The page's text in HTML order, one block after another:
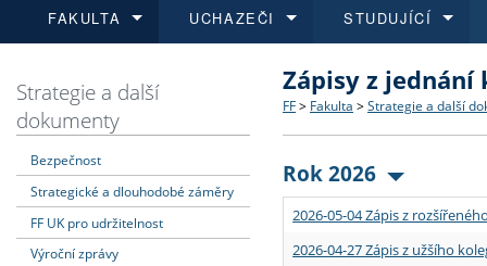
FAKULTA
Dozvědět se více
Struktura a historie
Strategie a další
Podpora a benefity pro
Absolventi fakulty
UCHAZEČI
Podat přihlášku
Co studovat a jak se
Učitelské studijní
Informace k průběhu
STUDUJÍCÍ
Dozvědět se více
Bakalářské a magisterské
Doktorské studium
Rigorózní řízení
Dozvědět se více
O vědě a výzkumu na FF
Akademické kvalifikace
Granty a projekty
Dozvědět se více
Aktuální nabídky a
Vyjíždějící studenti
Přijíždějící studenti
Vyjíždějící zaměstnanci
Strategie a další
dokumenty
Bezpečnost
Strategické a dlouhodobé záměry
FF UK pro udržitelnost
Výroční zprávy
Zápisy z jednání
FF > Fakulta > Strategie a další
Rok 2026
2026-05-04 Zápis z
2026-04-27 Zápis z užšího